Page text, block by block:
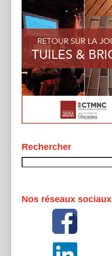
Rechercher
Nos réseaux sociaux